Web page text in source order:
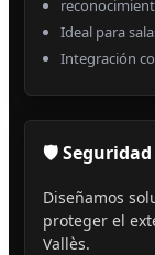
Ideal para
Integración
🛡️
Diseñamos
proteger el
Vallès.